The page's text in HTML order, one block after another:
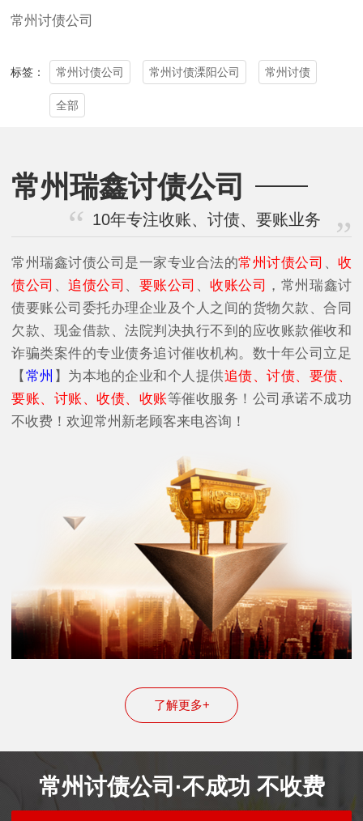
常州讨债公司
标签： 常州讨债公司 常州讨债溧阳公司 常州讨债
全部
常州瑞鑫讨债公司
10年专注收账、讨债、要账业务
常州瑞鑫讨债公司是一家专业合法的常州讨债公司 、收
债公司 、追债公司 、 要账公司 、收账公司 ，常州瑞鑫讨
债要账公司委托办理企业及个人之间的货物欠款、合同
欠款、现金借款、法院判决执行不到的应收账款催收和
诈骗类案件的专业债务追讨催收机构。数十年公司立足
【 常州 】为本地的企业和个人提供追债、讨债、要债、
要账、讨账、收债、收账等催收服务！公司承诺不成功
不收费！欢迎常州新老顾客来电咨询！
了解更多+
常州讨债公司·不成功 不收费